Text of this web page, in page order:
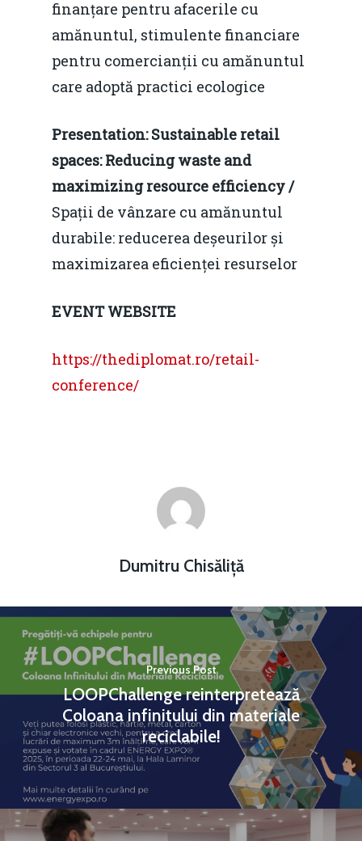
finanțare pentru afacerile cu
amănuntul, stimulente financiare
pentru comercianții cu amănuntul
care adoptă practici ecologice
Presentation: Sustainable retail
spaces: Reducing waste and
maximizing resource efficiency /
Spații de vânzare cu amănuntul
durabile: reducerea deșeurilor și
maximizarea eficienței resurselor
EVENT WEBSITE
https://thediplomat.ro/retail-
conference/
Dumitru Chisăliță
Previous Post
LOOPChallenge reinterpretează
Coloana infinitului din materiale
reciclabile!